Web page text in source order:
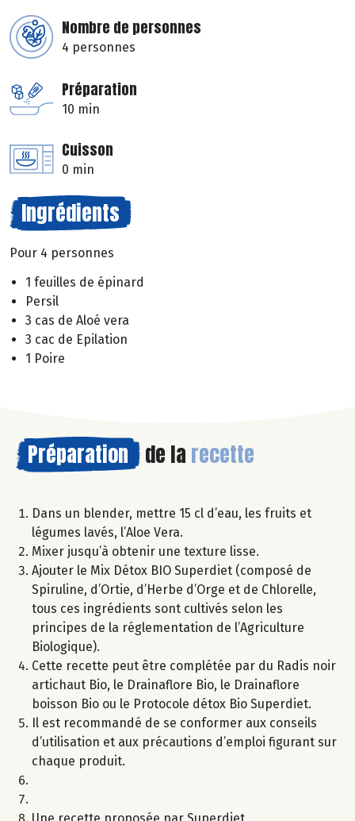
Nombre de personnes
4 personnes
Préparation
10 min
Cuisson
0 min
Ingrédients
Pour 4 personnes
1 feuilles de épinard
Persil
3 cas de Aloé vera
3 cac de Epilation
1 Poire
Préparation de la recette
Dans un blender, mettre 15 cl d’eau, les fruits et
légumes lavés, l’Aloe Vera.
Mixer jusqu’à obtenir une texture lisse.
Ajouter le Mix Détox BIO Superdiet (composé de
Spiruline, d’Ortie, d’Herbe d’Orge et de Chlorelle,
tous ces ingrédients sont cultivés selon les
principes de la réglementation de l’Agriculture
Biologique).
Cette recette peut être complétée par du Radis noir
artichaut Bio, le Drainaflore Bio, le Drainaflore
boisson Bio ou le Protocole détox Bio Superdiet.
Il est recommandé de se conformer aux conseils
d’utilisation et aux précautions d’emploi figurant sur
chaque produit.